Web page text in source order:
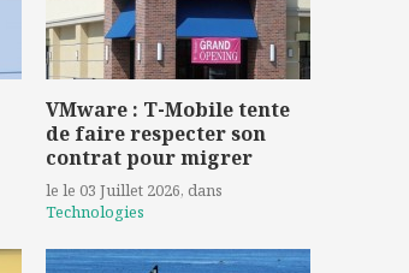
VMware : T-Mobile tente
de faire respecter son
contrat pour migrer
le le 03 Juillet 2026, dans
Technologies